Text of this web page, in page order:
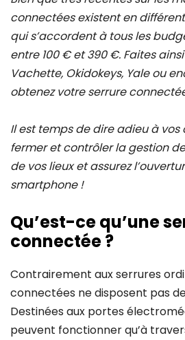
connectées existent en
qui s’accordent à tous les
entre 100 € et 390 €. Faites
Vachette, Okidokeys, Yale ou
obtenez votre serrure
Il est temps de dire adieu à vos
fermer et contrôler la gestion
de vos lieux et assurez
smartphone !
Qu’est-ce qu’une
connectée ?
Contrairement aux serrures
connectées ne disposent pas
Destinées aux portes
peuvent fonctionner qu’à